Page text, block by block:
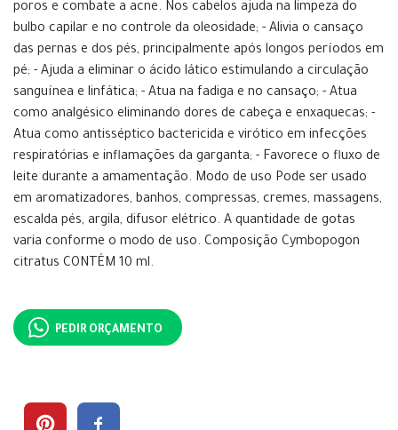
poros e combate a acne. Nos cabelos ajuda na limpeza do
bulbo capilar e no controle da oleosidade; - Alivia o cansaço
das pernas e dos pés, principalmente após longos períodos em
pé; - Ajuda a eliminar o ácido lático estimulando a circulação
sanguínea e linfática; - Atua na fadiga e no cansaço; - Atua
como analgésico eliminando dores de cabeça e enxaquecas; -
Atua como antisséptico bactericida e virótico em infecções
respiratórias e inflamações da garganta; - Favorece o fluxo de
leite durante a amamentação. Modo de uso Pode ser usado
em aromatizadores, banhos, compressas, cremes, massagens,
escalda pés, argila, difusor elétrico. A quantidade de gotas
varia conforme o modo de uso. Composição Cymbopogon
citratus CONTÉM 10 ml.
PEDIR ORÇAMENTO